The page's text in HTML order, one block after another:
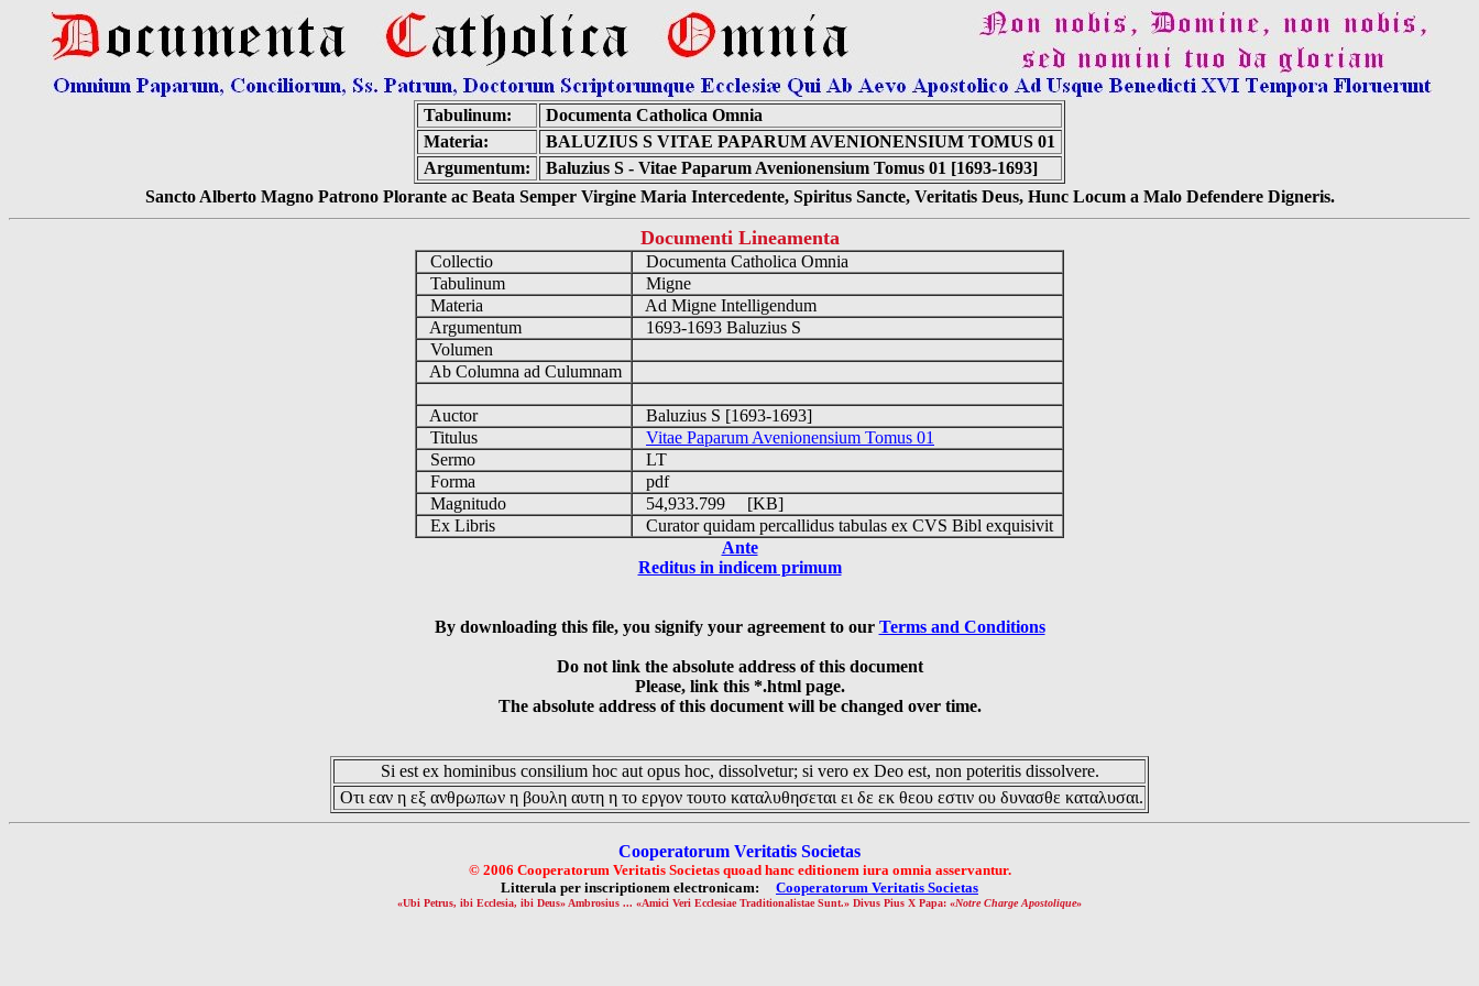
Tabulinum:
Documenta Catholica Omnia
Materia:
BALUZIUS S VITAE PAPARUM AVENIONENSIUM TOMUS 01
Argumentum:
Baluzius S - Vitae Paparum Avenionensium Tomus 01 [1693-1693]
Sancto Alberto Magno Patrono Plorante ac Beata Semper Virgine Maria Intercedente, Spiritus Sancte, Veritatis Deus, Hunc Locum a Malo Defendere Digneris.
Documenti Lineamenta
Collectio
Documenta Catholica Omnia
Tabulinum
Migne
Materia
Ad Migne Intelligendum
Argumentum
1693-1693 Baluzius S
Volumen
Ab Columna ad Culumnam
Auctor
Baluzius S [1693-1693]
Titulus
Vitae Paparum Avenionensium Tomus 01
Sermo
LT
Forma
pdf
Magnitudo
54,933.799 [KB]
Ex Libris
Curator quidam percallidus tabulas ex CVS Bibl exquisivit
Ante
Reditus in indicem primum
By downloading this file, you signify your agreement to our Terms and Conditions
Do not link the absolute address of this document
Please, link this *.html page.
The absolute address of this document will be changed over time.
Si est ex hominibus consilium hoc aut opus hoc, dissolvetur; si vero ex Deo est, non poteritis dissolvere.
Οτι εαν η εξ ανθρωπων η βουλη αυτη η το εργον τουτο καταλυθησεται ει δε εκ θεου εστιν ου δυνασθε καταλυσαι.
Cooperatorum Veritatis Societas
© 2006 Cooperatorum Veritatis Societas quoad hanc editionem iura omnia asservantur.
Litterula per inscriptionem electronicam: Cooperatorum Veritatis Societas
«Ubi Petrus, ibi Ecclesia, ibi Deus» Ambrosius ... «Amici Veri Ecclesiae Traditionalistae Sunt.» Divus Pius X Papa: «Notre Charge Apostolique»